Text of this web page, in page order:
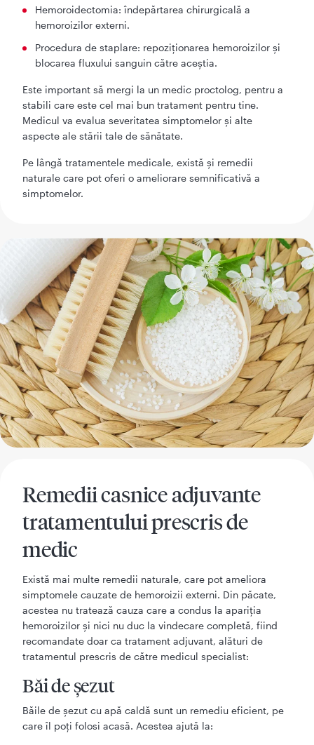
Hemoroidectomia: îndepărtarea chirurgicală a
hemoroizilor externi.
Procedura de staplare: repoziționarea hemoroizilor și
blocarea fluxului sanguin către aceștia.
Este important să mergi la un medic proctolog, pentru a
stabili care este cel mai bun tratament pentru tine.
Medicul va evalua severitatea simptomelor și alte
aspecte ale stării tale de sănătate.
Pe lângă tratamentele medicale, există și remedii
naturale care pot oferi o ameliorare semnificativă a
simptomelor.
Remedii casnice adjuvante
tratamentului prescris de
medic
Există mai multe remedii naturale, care pot ameliora
simptomele cauzate de hemoroizii externi. Din păcate,
acestea nu tratează cauza care a condus la apariția
hemoroizilor și nici nu duc la vindecare completă, fiind
recomandate doar ca tratament adjuvant, alături de
tratamentul prescris de către medicul specialist:
Băi de șezut
Băile de șezut cu apă caldă sunt un remediu eficient, pe
care îl poți folosi acasă. Acestea ajută la: